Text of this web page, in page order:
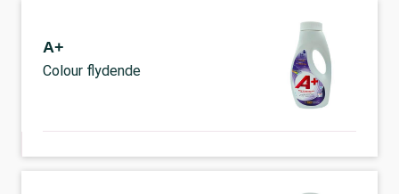
A+
Colour flydende